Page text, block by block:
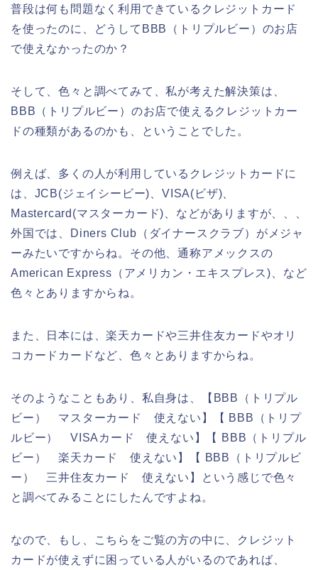
普段は何も問題なく利用できているクレジットカード
を使ったのに、どうしてBBB（トリプルビー）のお店
で使えなかったのか？
そして、色々と調べてみて、私が考えた解決策は、
BBB（トリプルビー）のお店で使えるクレジットカー
ドの種類があるのかも、ということでした。
例えば、多くの人が利用しているクレジットカードに
は、JCB(ジェイシービー)、VISA(ビザ)、
Mastercard(マスターカード)、などがありますが、、、
外国では、Diners Club（ダイナースクラブ）がメジャ
ーみたいですからね。その他、通称アメックスの
American Express（アメリカン・エキスプレス)、など
色々とありますからね。
また、日本には、楽天カードや三井住友カードやオリ
コカードカードなど、色々とありますからね。
そのようなこともあり、私自身は、【BBB（トリプル
ビー） マスターカード 使えない】【 BBB（トリプ
ルビー） VISAカード 使えない】【 BBB（トリプル
ビー） 楽天カード 使えない】【 BBB（トリプルビ
ー） 三井住友カード 使えない】という感じで色々
と調べてみることにしたんですよね。
なので、もし、こちらをご覧の方の中に、クレジット
カードが使えずに困っている人がいるのであれば、